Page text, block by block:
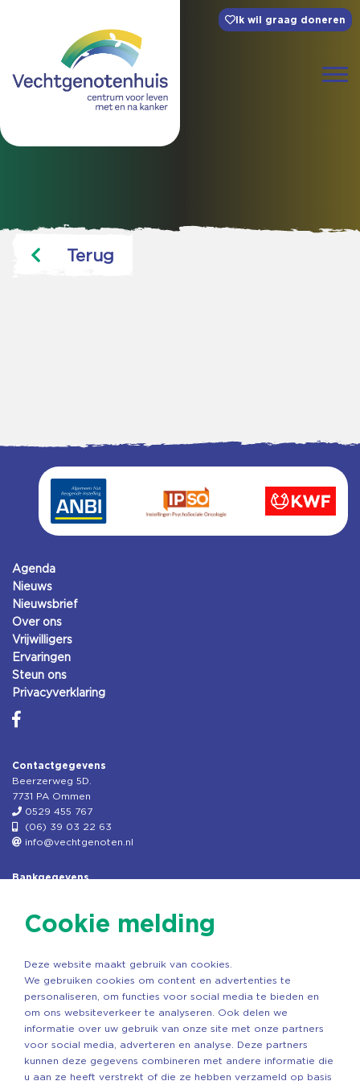
Ik wil graag doneren
Terug
Agenda
Nieuws
Nieuwsbrief
Over ons
Vrijwilligers
Ervaringen
Steun ons
Privacyverklaring
Contactgegevens
Beerzerweg 5D.
7731 PA Ommen
0529 455 767
(06) 39 03 22 63
info@vechtgenoten.nl
Bankgegevens
Rek.nr: NL85RABO0127579230
Copyright ©2026 Vechtgenoten
Cookie melding
Deze website maakt gebruik van cookies.
We gebruiken cookies om content en advertenties te
personaliseren, om functies voor social media te bieden en
om ons websiteverkeer te analyseren. Ook delen we
informatie over uw gebruik van onze site met onze partners
voor social media, adverteren en analyse. Deze partners
kunnen deze gegevens combineren met andere informatie die
u aan ze heeft verstrekt of die ze hebben verzameld op basis